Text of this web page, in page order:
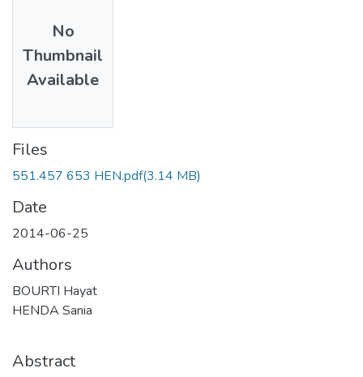
No
Thumbnail
Available
Files
551.457 653 HEN.pdf(3.14 MB)
Date
2014-06-25
Authors
BOURTI Hayat
HENDA Sania
Abstract